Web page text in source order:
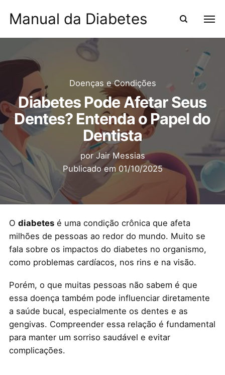
Manual da Diabetes
Doenças e Condições
Diabetes Pode Afetar Seus
Dentes? Entenda o Papel do
Dentista
porJair Messias
Publicado em 01/10/2025
O diabetesé uma condição crônica que afeta
milhões de pessoas ao redor do mundo. Muito se
fala sobre os impactos do diabetes no organismo,
como problemas cardíacos, nos rins e na visão.
Porém, o que muitas pessoas não sabem é que
essa doença também pode influenciar diretamente
a saúde bucal, especialmente os dentes e as
gengivas. Compreender essa relação é fundamental
para manter um sorriso saudável e evitar
complicações.